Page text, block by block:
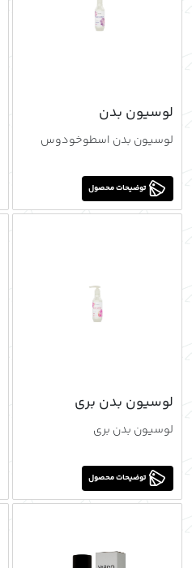
لوسیون بدن
اسطوخودوس
لوسیون بدن اسطوخودوس
توضیحات محصول
لوسیون بدن بری
لوسیون بدن بری
توضیحات محصول